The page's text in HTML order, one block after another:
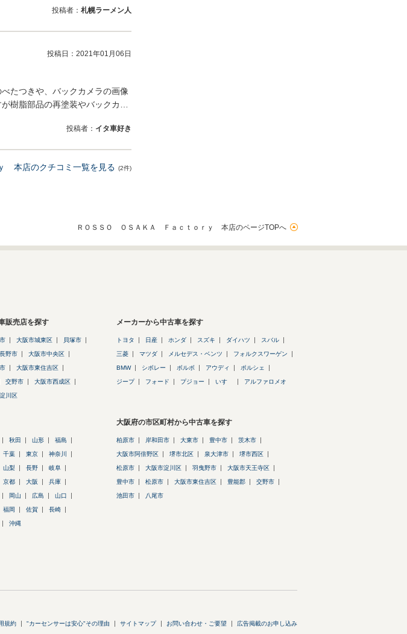
投稿者： 札幌ラーメン人
投稿日： 2021年01月06日
たつきや、バックカメラの画像
樹脂部品の再塗装やバックカ…
投稿者： イタ車好き
本店のクチコミ一覧を見る (2件)
ＲＯＳＳＯ ＯＳＡＫＡ Ｆａｃｔｏｒｙ 本店のページTOPへ
販売店を探す
大阪市城東区 貝塚市
野市 大阪市中央区
大阪市東住吉区
交野市 大阪市西成区
川区
メーカーから中古車を探す
トヨタ 日産 ホンダ スズキ ダイハツ スバル
三菱 マツダ メルセデス・ベンツ フォルクスワーゲン
BMW シボレー ボルボ アウディ ポルシェ
ジープ フォード プジョー いすゞ アルファロメオ
秋田 山形 福島
千葉 東京 神奈川
山梨 長野 岐阜
京都 大阪 兵庫
岡山 広島 山口
福岡 佐賀 長崎
沖縄
大阪府の市区町村から中古車を探す
柏原市 岸和田市 大東市 豊中市 茨木市
大阪市阿倍野区 堺市北区 泉大津市 堺市西区
松原市 大阪市淀川区 羽曳野市 大阪市天王寺区
豊中市 松原市 大阪市東住吉区 豊能郡 交野市
池田市 八尾市
規約 "カーセンサーは安心"その理由 サイトマップ お問い合わせ・ご要望 広告掲載のお申し込み